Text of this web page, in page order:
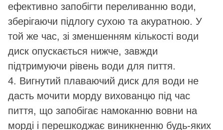
ефективно запобігти переливанню води,
зберігаючи підлогу сухою та акуратною. У
той же час, зі зменшенням кількості води
диск опускається нижче, завжди
підтримуючи рівень води для пиття.
4. Вигнутий плаваючий диск для води не
дасть мочити морду вихованцю під час
пиття, що запобігає намоканню вовни на
морді і перешкоджає виникненню будь-яких